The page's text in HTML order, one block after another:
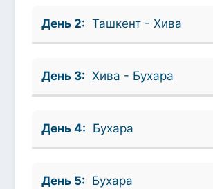
День 2: Ташкент - Хива
День 3: Хива - Бухара
День 4: Бухара
День 5: Бухара